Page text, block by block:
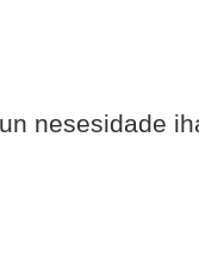
nesesidade